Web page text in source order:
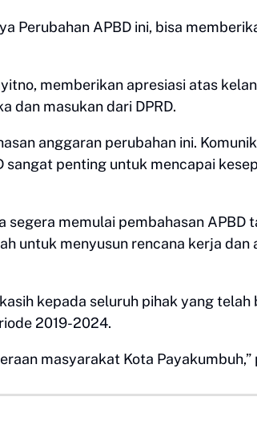
Perubahan APBD ini, bisa
memberikan apresiasi atas
dan masukan dari DPRD.
anggaran perubahan ini.
penting untuk mencapai
memulai pembahasan APBD
untuk menyusun rencana kerja dan
kepada seluruh pihak yang telah
2019-2024.
masyarakat Kota Payakumbuh,”